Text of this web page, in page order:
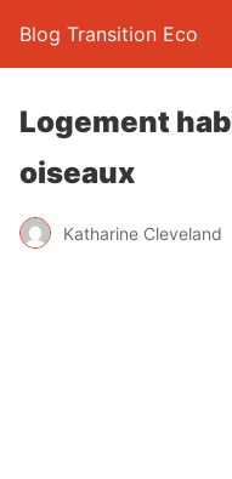
Blog Transition Eco
Logement
oiseaux
Katharine Cleveland